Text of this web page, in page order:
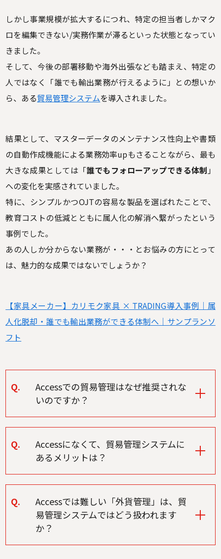
しかし事業規模が拡大するにつれ、特定の担当者しかマク
ロを編集できない/実務作業が滞るといった状態となってい
きました。
そして、今後の部署移動や海外出張なども踏まえ、特定の
人ではなく「誰でも輸出業務が行えるように」との想いか
ら、ある貿易管理システムを導入されました。
結果として、マスターデータのメンテナンス性向上や書類
の自動作成機能による業務効率upもさることながら、最も
大きな成果としては「誰でもフォローアップできる体制」
への変化を実感されていました。
特に、シンプルかつOJTの容易な製品を選ばれたことで、
教育コストの低減とともに属人化の解消へ繋がったという
事例でした。
あの人しか分からない業務が・・・とお悩みの方にとって
は、魅力的な成果ではないでしょうか？
【家具メーカー】カリモク家具 × TRADING導入事例｜属
人化脱却・誰でも輸出業務ができる体制へ｜サンプランソ
フト
Q.
Accessでの貿易管理はなぜ推奨されな
いのですか？
Q.
Accessになくて、貿易管理システムに
あるメリットは？
Q.
Accessでは難しい「外貨管理」は、貿
易管理システムではどう扱われます
か？